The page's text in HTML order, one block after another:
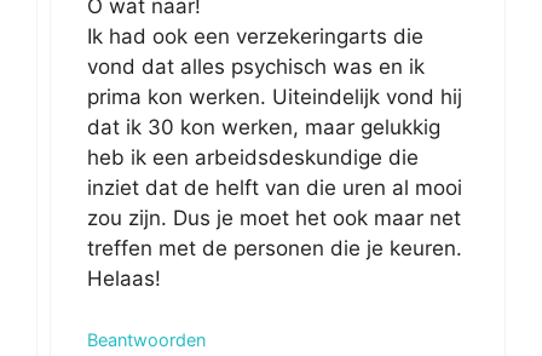
O wat naar!
Ik had ook een verzekeringarts die
vond dat alles psychisch was en ik
prima kon werken. Uiteindelijk vond hij
dat ik 30 kon werken, maar gelukkig
heb ik een arbeidsdeskundige die
inziet dat de helft van die uren al mooi
zou zijn. Dus je moet het ook maar net
treffen met de personen die je keuren.
Helaas!
Beantwoorden